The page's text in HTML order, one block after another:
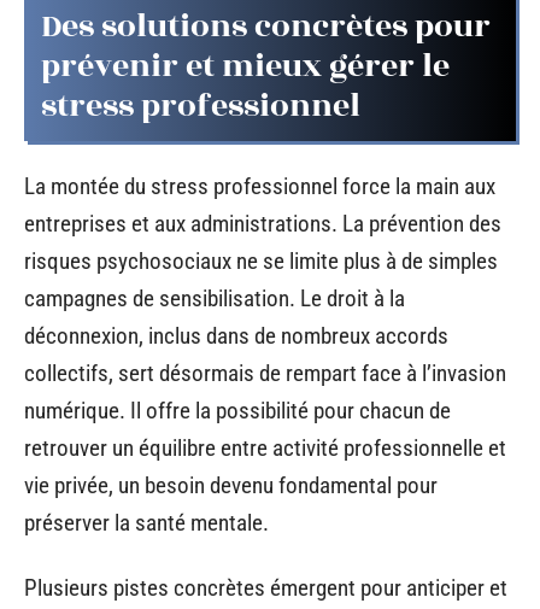
Des solutions concrètes pour
prévenir et mieux gérer le
stress professionnel
La montée du stress professionnel force la main aux
entreprises et aux administrations. La prévention des
risques psychosociaux ne se limite plus à de simples
campagnes de sensibilisation. Le droit à la
déconnexion, inclus dans de nombreux accords
collectifs, sert désormais de rempart face à l’invasion
numérique. Il offre la possibilité pour chacun de
retrouver un équilibre entre activité professionnelle et
vie privée, un besoin devenu fondamental pour
préserver la santé mentale.
Plusieurs pistes concrètes émergent pour anticiper et